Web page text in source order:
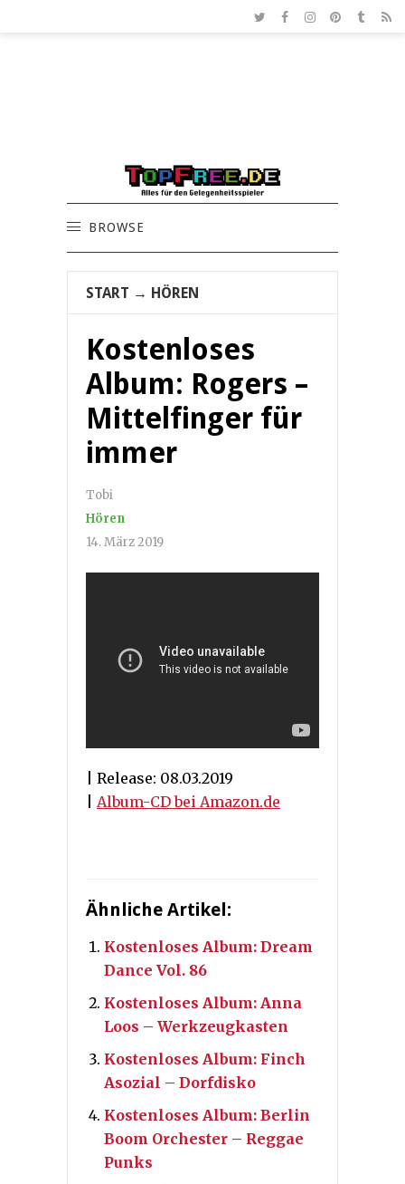
BROWSE
START → HÖREN
Kostenloses
Album: Rogers –
Mittelfinger für
immer
Tobi
Hören
14. März 2019
| Release: 08.03.2019
Album-CD bei Amazon.de
Ähnliche Artikel:
Kostenloses Album: Dream
Dance Vol. 86
Kostenloses Album: Anna
Loos – Werkzeugkasten
Kostenloses Album: Finch
Asozial – Dorfdisko
Kostenloses Album: Berlin
Boom Orchester – Reggae
Punks